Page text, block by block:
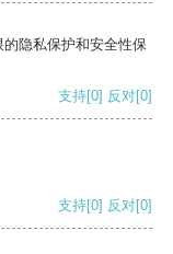
隐私保护和安全性保
支持[0] 反对[0]
支持[0] 反对[0]